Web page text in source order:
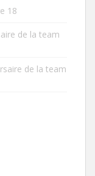
18
de la team
de la team